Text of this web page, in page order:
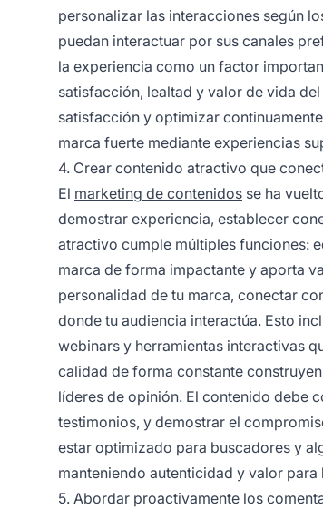
personalizar las interacciones según
puedan interactuar por sus canales
la experiencia como un factor
satisfacción, lealtad y valor de vida
satisfacción y optimizar
marca fuerte mediante experiencias
4. Crear contenido atractivo que
El marketing de contenidos se ha
demostrar experiencia, establecer
atractivo cumple múltiples funciones:
marca de forma impactante y aporta
personalidad de tu marca, conectar
donde tu audiencia interactúa. Esto
webinars y herramientas interactivas
calidad de forma constante
líderes de opinión. El contenido debe
testimonios, y demostrar el
estar optimizado para buscadores y
manteniendo autenticidad y valor para
5. Abordar proactivamente los